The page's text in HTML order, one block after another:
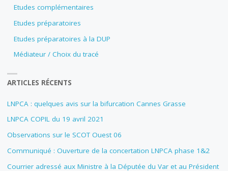
Etudes complémentaires
Etudes préparatoires
Etudes préparatoires à la DUP
Médiateur / Choix du tracé
ARTICLES RÉCENTS
LNPCA : quelques avis sur la bifurcation Cannes Grasse
LNPCA COPIL du 19 avril 2021
Observations sur le SCOT Ouest 06
Communiqué : Ouverture de la concertation LNPCA phase 1&2
Courrier adressé aux Ministre à la Députée du Var et au Président